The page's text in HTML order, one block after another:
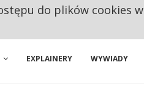
EXPLAINERY WYWIADY
do plików cookies w